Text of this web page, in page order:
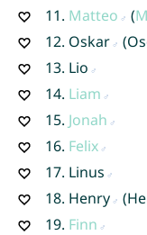
11. Matteo (
12. Oskar
13. Lio
14. Liam
15. Jonah
16. Felix
17. Linus
18. Henry
19. Finn